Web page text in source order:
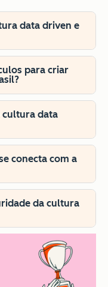
data driven e
para criar
cultura data
conecta com a
da cultura